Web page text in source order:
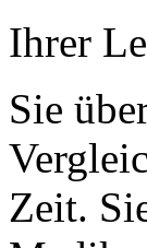
Ihrer
Sie
Zeit.